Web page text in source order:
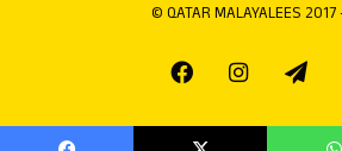
© QATAR MALAYALEES
FacebookInstagram